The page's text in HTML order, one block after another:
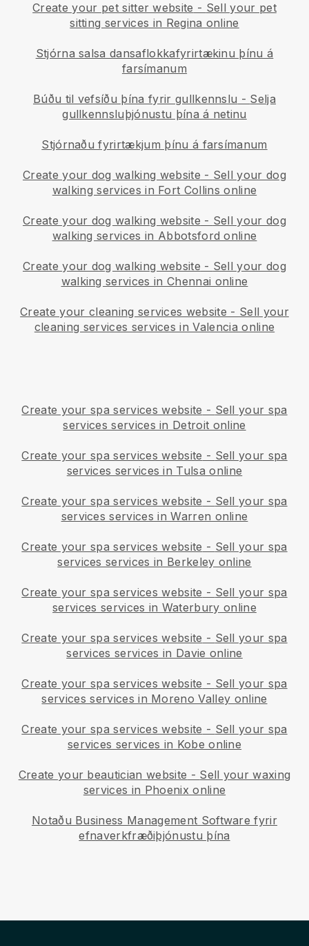
Create your pet sitter website - Sell your pet
sitting services in Regina online
Stjórna salsa dansaflokkafyrirtækinu þínu á
farsímanum
Búðu til vefsíðu þína fyrir gullkennslu - Selja
gullkennsluþjónustu þína á netinu
Stjórnaðu fyrirtækjum þínu á farsímanum
Create your dog walking website - Sell your dog
walking services in Fort Collins online
Create your dog walking website - Sell your dog
walking services in Abbotsford online
Create your dog walking website - Sell your dog
walking services in Chennai online
Create your cleaning services website - Sell your
cleaning services services in Valencia online
Create your spa services website - Sell your spa
services services in Detroit online
Create your spa services website - Sell your spa
services services in Tulsa online
Create your spa services website - Sell your spa
services services in Warren online
Create your spa services website - Sell your spa
services services in Berkeley online
Create your spa services website - Sell your spa
services services in Waterbury online
Create your spa services website - Sell your spa
services services in Davie online
Create your spa services website - Sell your spa
services services in Moreno Valley online
Create your spa services website - Sell your spa
services services in Kobe online
Create your beautician website - Sell your waxing
services in Phoenix online
Notaðu Business Management Software fyrir
efnaverkfræðiþjónustu þína